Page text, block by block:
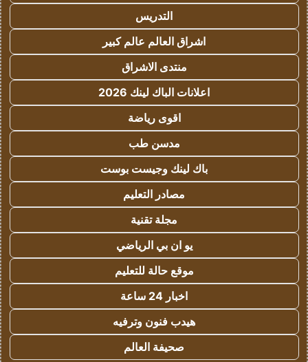
التدريس
اشراق العالم عالم كبير
منتدى الاشراق
اعلانات الباك لينك 2026
اقوى رياضة
مدسن طب
باك لينك وجيست بوست
مصادر التعليم
مجلة تقنية
يو ان بي الرياضي
موقع حالة للتعليم
اخبار 24 ساعة
هيدب فنون وترفيه
صحيفة العالم